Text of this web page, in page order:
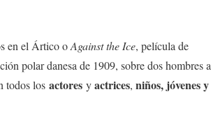
en el Ártico oAgainst the Ice, película de
polar danesa de 1909, sobre dos hombres a
todos los actores yactrices, niños, jóvenes y